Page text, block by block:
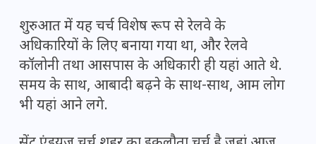
शुरुआत में यह चर्च विशेष रूप से रेलवे के
अधिकारियों के लिए बनाया गया था, और रेलवे
कॉलोनी तथा आसपास के अधिकारी ही यहां आते थे.
समय के साथ, आबादी बढ़ने के साथ-साथ, आम लोग
भी यहां आने लगे.